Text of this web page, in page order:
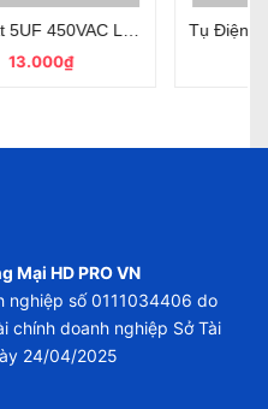
SENJU CBB61 Chất Lượng
Tụ Điện Máy Bơm Nước, Tụ
Mại HD PRO VN
nghiệp số 0111034406 do
chính doanh nghiệp Sở Tài
24/04/2025